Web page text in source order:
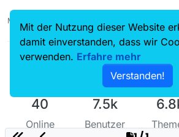
MediathekView-14.4.0-win-2025-08-25 &
40
Online
7.5k
Benutzer
Mit der Nutzung dieser Website
damit einverstanden, dass wir
verwenden. Erfahre mehr
Verstanden!